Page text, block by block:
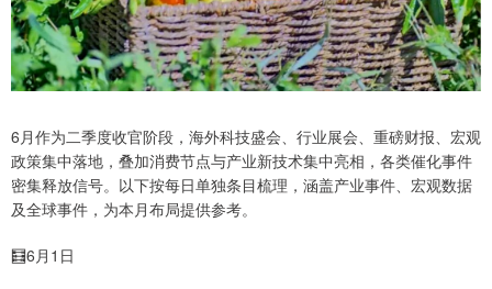
6月作为二季度收官阶段，海外科技盛会、行业展会、重磅财报、宏观
政策集中落地，叠加消费节点与产业新技术集中亮相，各类催化事件
密集释放信号。以下按每日单独条目梳理，涵盖产业事件、宏观数据
及全球事件，为本月布局提供参考。
🧮6月1日